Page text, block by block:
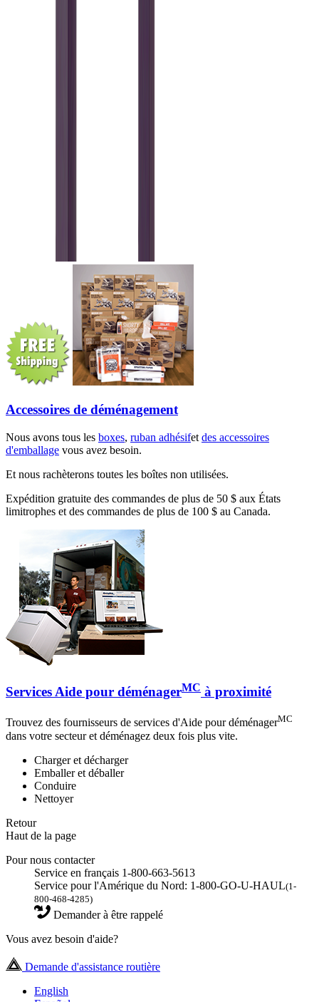
Accessoires de déménagement
Nous avons tous les boxes, ruban adhésifet des accessoires
d'emballage vous avez besoin.
Et nous rachèterons toutes les boîtes non utilisées.
Expédition gratuite des commandes de plus de 50 $ aux États
limitrophes et des commandes de plus de 100 $ au Canada.
Services Aide pour déménagerMC à proximité
Trouvez des fournisseurs de services d'Aide pour déménagerMC
dans votre secteur et déménagez deux fois plus vite.
Charger et décharger
Emballer et déballer
Conduire
Nettoyer
Retour
Haut de la page
Pour nous contacter
Service en français 1-800-663-5613
Service pour l'Amérique du Nord: 1-800-GO-U-HAUL(1-
800-468-4285)
Demander à être rappelé
Vous avez besoin d'aide?
Demande d'assistance routière
English